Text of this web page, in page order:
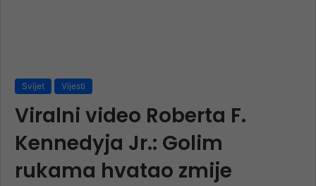
Svijet Vijesti
Viralni video Roberta F.
Kennedyja Jr.: Golim
rukama hvatao zmije